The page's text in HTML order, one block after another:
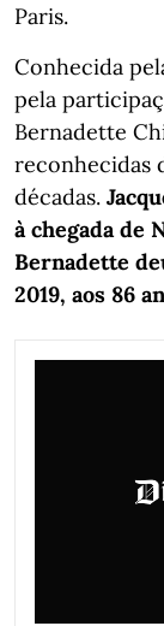
Paris.
Conhecida
pela
Bernadette
reconhecidas
décadas.
à chegada de
Bernadette
2019, aos 86